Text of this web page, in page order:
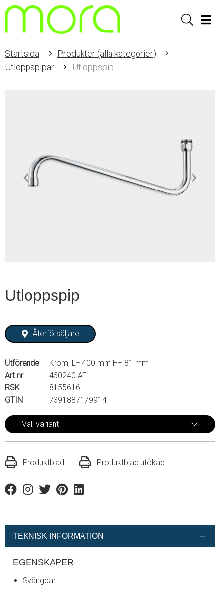
Sök
Startsida
Produkter (alla kategorier)
Utloppspipar
Utloppspip
Utloppspip
Återförsäljare
Utförande
Krom, L= 400 mm H= 81 mm
Art.nr
450240.AE
RSK
8155616
GTIN
7391887179914
Välj variant
Produktblad Produktblad utökad
FacebookInstagram
TwitterPinterestLinkedin
TEKNISK INFORMATION
EGENSKAPER
Svängbar